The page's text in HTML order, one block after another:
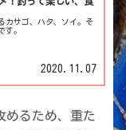
カサゴ、ハタ、ソイ。そ
す。
2020.11.07
めるため、重た